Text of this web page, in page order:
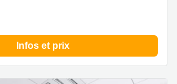
Infos et prix